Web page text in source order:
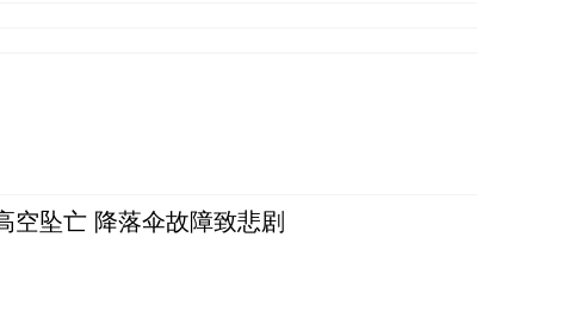
空坠亡 降落伞故障致悲剧